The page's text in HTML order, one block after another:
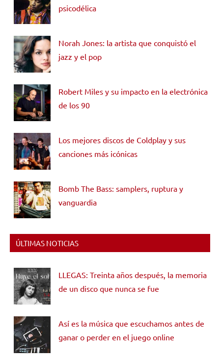
psicodélica
Norah Jones: la artista que conquistó el
jazz y el pop
Robert Miles y su impacto en la electrónica
de los 90
Los mejores discos de Coldplay y sus
canciones más icónicas
Bomb The Bass: samplers, ruptura y
vanguardia
ÚLTIMAS NOTICIAS
LLEGAS: Treinta años después, la memoria
de un disco que nunca se fue
Así es la música que escuchamos antes de
ganar o perder en el juego online